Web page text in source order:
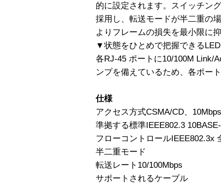
的に設定されます。スイッチン
採用し、転送モードが半二重の
よりフレームの損失を最小限に
▼状態をひとめで把握できる
各RJ-45 ポートに10/100M Link/
ンプを備えているため、各ポー
仕様
アクセス方式CSMA/CD、
準拠する標準IEEE802.3
フローコントロールIEEE802.3x
半二重モード
転送レート10/100Mbps
サポートされるケーブル